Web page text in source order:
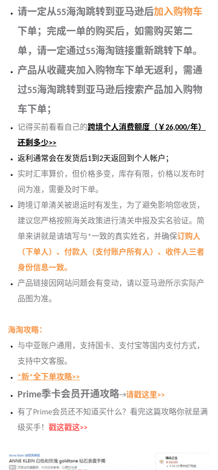
请一定从55海淘跳转到亚马逊后加入购物车
下单；完成一单的购买后，如需购买第二
单，请一定通过55海淘链接重新跳转下单。
产品从收藏夹加入购物车下单无返利，需通
过55海淘跳转到亚马逊后搜索产品加入购物
车下单；
记得买前看看自己的跨境个人消费额度（￥26,000/年）
还剩多少>>
返利通常会在发货后1到2天返回到个人帐户；
实时汇率算价，但价格多变，库存有限，价格以发布时
间为准，需要及时下单。
跨境订单清关被退运时有发生，为了避免影响您收货，
建议您严格按照海关政策进行清关申报及实名验证。简
单来讲就是请填写与*一致的真实姓名，并确保订购人
（下单人）、付款人（支付账户所有人）、收件人三者
身份信息一致。
产品链接因网站问题会有变动，请以亚马逊所示实际产
品图为准。
海淘攻略：
与中亚账户通用，支持国卡、支付宝等国内支付方式，
支持中文客服。
*新*全下单攻略>>
Prime季卡会员开通攻略→请戳这里>>
有了Prime会员还不知道买什么？看完这篇攻略你就是满
级买手！ 戳这戳这>>